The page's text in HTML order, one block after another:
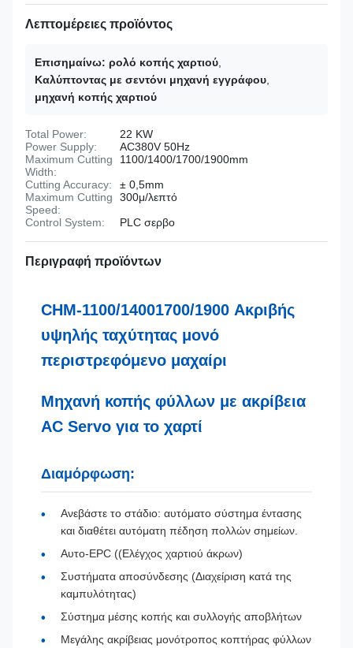
Λεπτομέρειες προϊόντος
Επισημαίνω: ρολό κοπής χαρτιού
Καλύπτοντας με σεντόνι μηχανή εγγράφου
μηχανή κοπής χαρτιού
Total Power:
22 KW
Power Supply:
AC380V 50Hz
Maximum Cutting
Width:
1100/1400/1700/1900mm
Cutting Accuracy:
± 0,5mm
Maximum Cutting
Speed:
300μ/λεπτό
Control System:
PLC σερβο
Περιγραφή προϊόντων
CHM-1100/14001700/1900 Ακριβής
υψηλής ταχύτητας μονό
περιστρεφόμενο μαχαίρι
Μηχανή κοπής φύλλων με ακρίβεια
AC Servo για το χαρτί
Διαμόρφωση:
Ανεβάστε το στάδιο: αυτόματο σύστημα έντασης
και διαθέτει αυτόματη πέδηση πολλών σημείων.
Αυτο-EPC ((Ελέγχος χαρτιού άκρων)
Συστήματα αποσύνδεσης (Διαχείριση κατά της
καμπυλότητας)
Σύστημα μέσης κοπής και συλλογής αποβλήτων
Μεγάλης ακρίβειας μονότροπος κοπτήρας φύλλων